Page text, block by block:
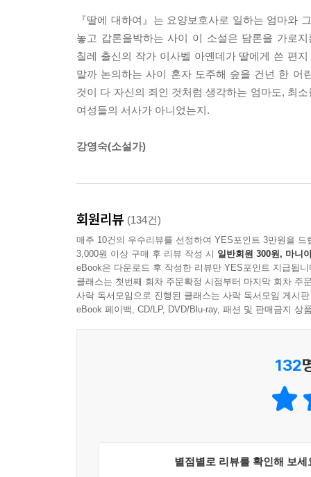
그런 말이 왜 나한테는 항상 예외인 건데.”
그린과 레인은 화자의 딸과 딸의 연인이 서로
일방적으로 해직한 대학을 상대로 시위를 벌이고
법에 익숙해진 투쟁의 삶을 살고 있다. 하지만 선
귀 기울이지 않는다.
젠의 이야기
화자가 요양원에서 돌보는 노인. 젊은 날 해외에
이제는 치매에 걸려 요양원에 머무르고 있다. “
지금은 충분한 돈을 내고 요양원에 들어왔으나
있다. 평생을 소외된 자들을 돌보는 데 헌신한
투영하는 ‘나’. 이는 ‘늙은 여성’이 한국 사회에서
소설을 쓰는 동안엔 다른 누군가를 이해하는 것
기억도 난다. 그럼에도 내가 아닌 누군가를 향해
『딸에 대하여』는 요양보호사로 일하는 엄마와
놓고 갑론을박하는 사이 이 소설은 담론을 가로
칠레 출신의 작가 이사벨 아옌데가 딸에게 쓴 편
말까 논의하는 사이 혼자 도주해 숲을 건넌 한 어
것이 다 자신의 죄인 것처럼 생각하는 엄마도, 최
여성들의 서사가 아니었는지.
강영숙(소설가)
회원리뷰 (134건)
매주 10건의 우수리뷰를 선정하여 YES포인트 3만원을 드
3,000원 이상 구매 후 리뷰 작성 시 일반회원 300원, 마니
eBook은 다운로드 후 작성한 리뷰만 YES포인트 지급됩니
클래스는 첫번째 회차 주문확정 시점부터 마지막 회차 주
사락 독서모임으로 진행된 클래스는 사락 독서모임 게시
eBook 페이백, CD/LP, DVD/Blu-ray, 패션 및 판매금지 상
132
별점별로 리뷰를 확인해 보세